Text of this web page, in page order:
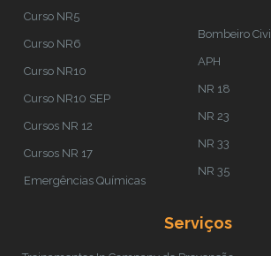
Curso NR5
Curso NR6
Curso NR10
Curso NR10 SEP
Cursos NR 12
Cursos NR 17
Emergências Químicas
Bombeiro Civil
APH
NR 18
NR 23
NR 33
NR 35
Serviços